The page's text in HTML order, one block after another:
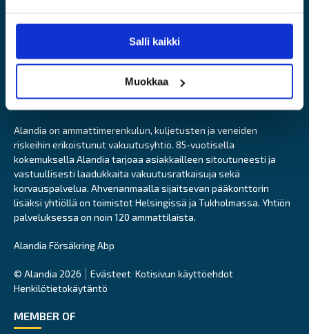
Salli kaikki
Muokkaa
Båtförsäkring Finland/Åland
Alandia on ammattimerenkulun, kuljetusten ja veneiden
riskeihin erikoistunut vakuutusyhtiö. 85-vuotisella
kokemuksella Alandia tarjoaa asiakkailleen sitoutuneesti ja
vastuullisesti laadukkaita vakuutusratkaisuja sekä
korvauspalvelua. Ahvenanmaalla sijaitsevan pääkonttorin
lisäksi yhtiöllä on toimistot Helsingissä ja Tukholmassa. Yhtiön
palveluksessa on noin 120 ammattilaista.
Alandia Försäkring Abp
© Alandia 2026 Evästeet Kotisivun käyttöehdot
Henkilötietokäytäntö
MEMBER OF